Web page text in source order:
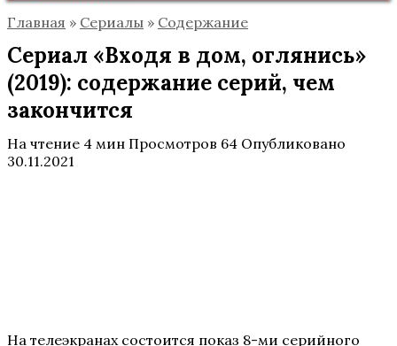
Главная » Сериалы » Содержание
Сериал «Входя в дом, оглянись»
(2019): содержание серий, чем
закончится
На чтение 4 мин Просмотров 64 Опубликовано
30.11.2021
На телеэкранах состоится показ 8-ми серийного